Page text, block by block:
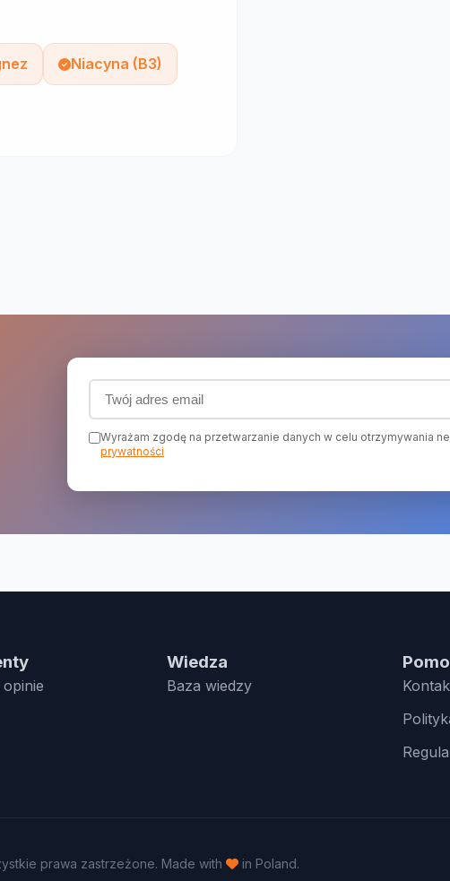
Niacyna (B3)
Adres email (wymagany)
Wyrażam zgodę na przetwarzanie danych w celu otrzymywania
prywatności
Wiedza
Baza wiedzy
prawa zastrzeżone. Made with in Poland.